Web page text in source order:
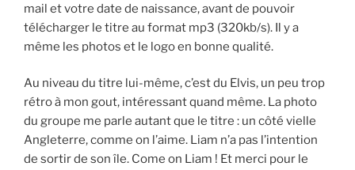
mail et votre date de naissance, avant de pouvoir
télécharger le titre au format mp3 (320kb/s). Il y a
même les photos et le logo en bonne qualité.
Au niveau du titre lui-même, c’est du Elvis, un peu trop
rétro à mon gout, intéressant quand même. La photo
du groupe me parle autant que le titre : un côté vielle
Angleterre, comme on l’aime. Liam n’a pas l’intention
de sortir de son île. Come on Liam ! Et merci pour le